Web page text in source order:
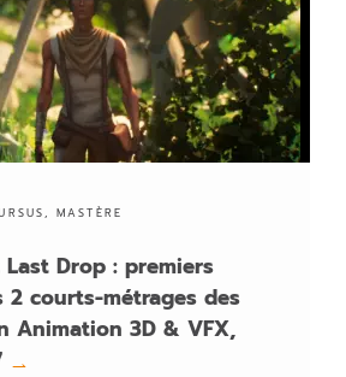
Digitale
,MASTÈRE
Drop : premiers
2 courts-métrages des
Animation 3D & VFX,
→